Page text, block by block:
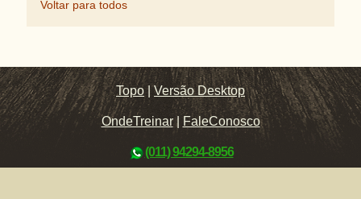
Voltar para todos
Topo |Versão Desktop
OndeTreinar| FaleConosco
(011) 94294-8956